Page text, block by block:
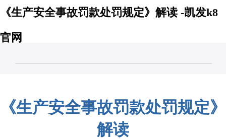
《生产安全事故罚款处罚规定》解读 -凯发k8
官网
《生产安全事故罚款处罚规定》
解读